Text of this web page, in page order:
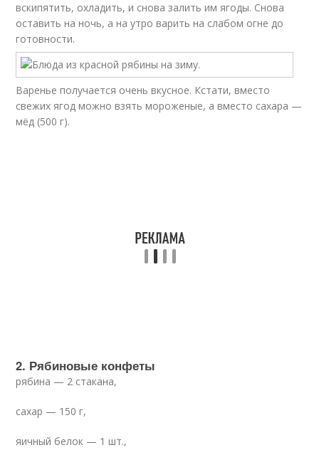
вскипятить, охладить, и снова залить им ягоды. Снова
оставить на ночь, а на утро варить на слабом огне до
готовности.
Варенье получается очень вкусное. Кстати, вместо
свежих ягод можно взять мороженые, а вместо сахара —
мёд (500 г).
2. Рябиновые конфеты
рябина — 2 стакана,
сахар — 150 г,
яичный белок — 1 шт.,